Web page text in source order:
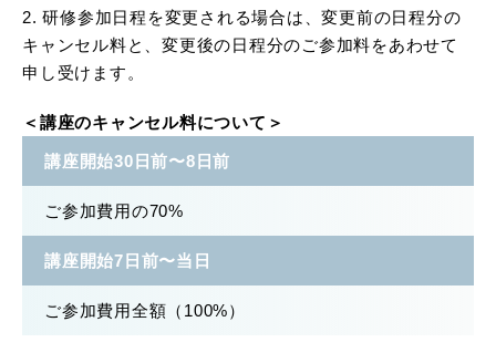
2. 研修参加日程を変更される場合は、変更前の日程分の
キャンセル料と、変更後の日程分のご参加料をあわせて
申し受けます。
＜講座のキャンセル料について＞
講座開始30日前〜8日前
ご参加費用の70%
講座開始7日前〜当日
ご参加費用全額（100%）